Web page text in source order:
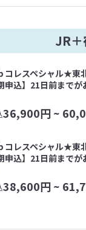
JR
コレスペシャル★東
申込】21日前までが
36,900円 ~
コレスペシャル★東
申込】21日前までが
38,600円 ~